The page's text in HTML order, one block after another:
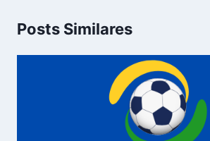
Posts Similares